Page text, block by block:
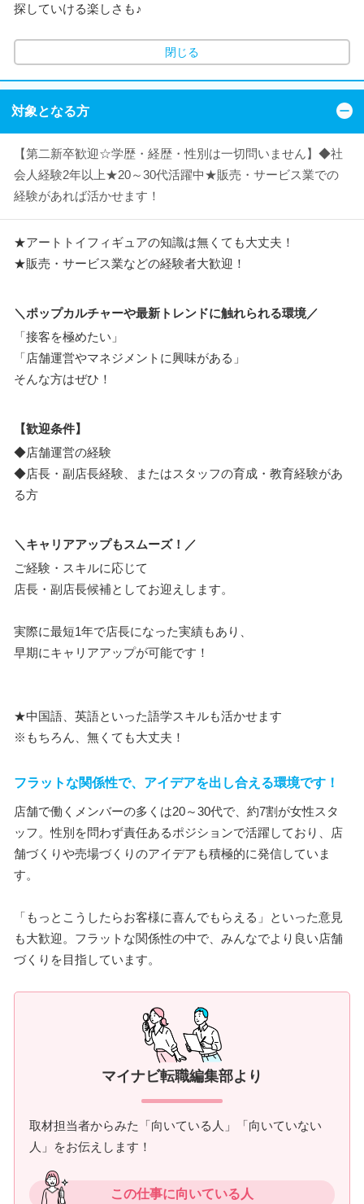
探していける楽しさも♪
閉じる
対象となる方
【第二新卒歓迎☆学歴・経歴・性別は一切問いません】◆社
会人経験2年以上★20～30代活躍中★販売・サービス業での
経験があれば活かせます！
★アートトイフィギュアの知識は無くても大丈夫！
★販売・サービス業などの経験者大歓迎！
＼ポップカルチャーや最新トレンドに触れられる環境／
「接客を極めたい」
「店舗運営やマネジメントに興味がある」
そんな方はぜひ！
【歓迎条件】
◆店舗運営の経験
◆店長・副店長経験、またはスタッフの育成・教育経験があ
る方
＼キャリアアップもスムーズ！／
ご経験・スキルに応じて
店長・副店長候補としてお迎えします。
実際に最短1年で店長になった実績もあり、
早期にキャリアアップが可能です！
★中国語、英語といった語学スキルも活かせます
※もちろん、無くても大丈夫！
フラットな関係性で、アイデアを出し合える環境です！
店舗で働くメンバーの多くは20～30代で、約7割が女性スタ
ッフ。性別を問わず責任あるポジションで活躍しており、店
舗づくりや売場づくりのアイデアも積極的に発信していま
す。
「もっとこうしたらお客様に喜んでもらえる」といった意見
も大歓迎。フラットな関係性の中で、みんなでより良い店舗
づくりを目指しています。
マイナビ転職編集部より
取材担当者からみた「向いている人」「向いていない
人」をお伝えします！
この仕事に向いている人